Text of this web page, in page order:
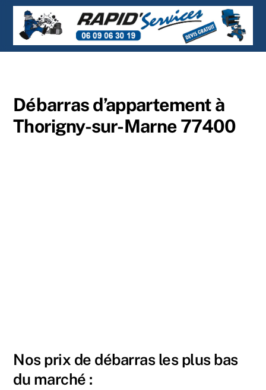
Skip
content
Débarras d’appartement à
Thorigny-sur-Marne 77400
Nos prix de débarras les plus bas
du marché :